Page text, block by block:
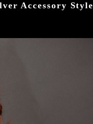
Accessory Style